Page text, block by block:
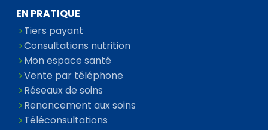
EN PRATIQUE
Tiers payant
Consultations nutrition
Mon espace santé
Vente par téléphone
Réseaux de soins
Renoncement aux soins
Téléconsultations